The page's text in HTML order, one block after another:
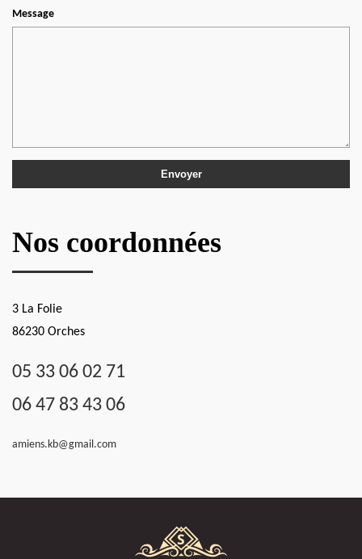
Message
Nos coordonnées
3 La Folie
86230 Orches
05 33 06 02 71
06 47 83 43 06
amiens.kb@gmail.com